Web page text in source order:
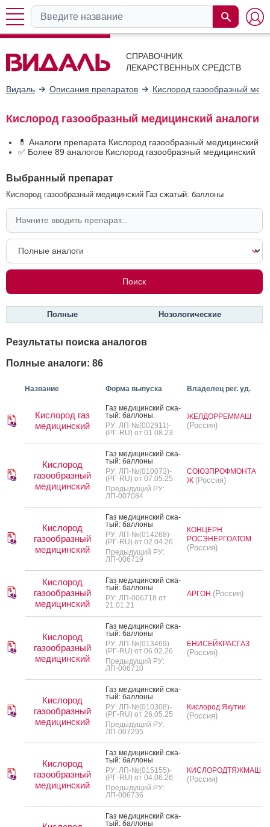
СПРАВОЧНИК
ЛЕКАРСТВЕННЫХ СРЕДСТВ
Видаль Описания препаратов Кислород газообразный
Кислород газообразный медицинский аналоги
💊 Аналоги препарата Кислород газообразный медицинский
✅ Более 89 аналогов Кислород газообразный медицинский
Выбранный препарат
Кислород газообразный медицинский Газ сжатый: баллоны
Полные Нозологические
Результаты поиска аналогов
Полные аналоги: 86
Название Форма выпуска Владелец рег. уд.
Кислород газ
медицинский
Газ ме­дицин­ский сжа­
тый: бал­ло­ны.
РУ: ЛП-№(002911)-
(РГ-RU) от 01.08.23
ЖЕЛДОРРЕММАШ
(Россия)
Кислород
газообразный
медицинский
Газ ме­дицин­ский сжа­
тый: бал­ло­ны
РУ: ЛП-№(010073)-
(РГ-RU) от 07.05.25
Предыдущий РУ:
ЛП-007084
СОЮЗПРОФМОНТА
Ж (Россия)
Кислород
газообразный
медицинский
Газ ме­дицин­ский сжа­
тый: бал­ло­ны
РУ: ЛП-№(014268)-
(РГ-RU) от 02.04.26
Предыдущий РУ:
ЛП-006719
КОНЦЕРН
РОСЭНЕРГОАТОМ
(Россия)
Кислород
газообразный
медицинский
Газ ме­дицин­ский сжа­
тый: бал­ло­ны
РУ: ЛП-006718 от
21.01.21
АРГОН (Россия)
Кислород
газообразный
медицинский
Газ ме­дицин­ский сжа­
тый: бал­ло­ны
РУ: ЛП-№(013469)-
(РГ-RU) от 06.02.26
Предыдущий РУ:
ЛП-006710
ЕНИСЕЙКРАСГАЗ
(Россия)
Кислород
газообразный
медицинский
Газ ме­дицин­ский сжа­
тый: бал­ло­ны
РУ: ЛП-№(010308)-
(РГ-RU) от 26.05.25
Предыдущий РУ:
ЛП-007295
Кислород Якутии
(Россия)
Кислород
газообразный
медицинский
Газ ме­дицин­ский сжа­
тый: бал­ло­ны
РУ: ЛП-№(015155)-
(РГ-RU) от 04.06.26
Предыдущий РУ:
ЛП-006736
КИСЛОРОДТЯЖМАШ
(Россия)
Газ ме­дицин­ский сжа­
тый: бал­ло­ны